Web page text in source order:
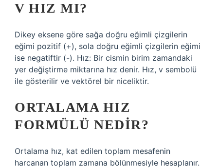
V HIZ MI?
Dikey eksene göre sağa doğru eğimli çizgilerin
eğimi pozitif (+), sola doğru eğimli çizgilerin eğimi
ise negatiftir (-). Hız: Bir cismin birim zamandaki
yer değiştirme miktarına hız denir. Hız, v sembolü
ile gösterilir ve vektörel bir niceliktir.
ORTALAMA HIZ
FORMÜLÜ NEDIR?
Ortalama hız, kat edilen toplam mesafenin
harcanan toplam zamana bölünmesiyle hesaplanır.